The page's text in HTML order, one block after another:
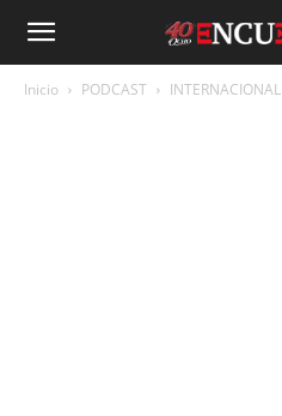
Inicio PODCAST INTERNACIONAL